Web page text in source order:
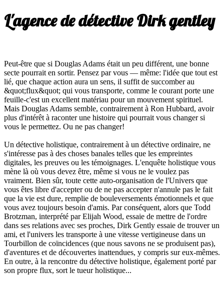
L'agence de détective Dirk gentley
Peut-être que si Douglas Adams était un peu différent, une bonne
secte pourrait en sortir. Pensez par vous — même: l'idée que tout est
lié, que chaque action aura un sens, il suffit de succomber au
&quot;flux&quot; qui vous transporte, comme le courant porte une
feuille-c'est un excellent matériau pour un mouvement spirituel.
Mais Douglas Adams semble, contrairement à Ron Hubbard, avoir
plus d'intérêt à raconter une histoire qui pourrait vous changer si
vous le permettez. Ou ne pas changer!
Un détective holistique, contrairement à un détective ordinaire, ne
s'intéresse pas à des choses banales telles que les empreintes
digitales, les preuves ou les témoignages. L'enquête holistique vous
mène là où vous devez être, même si vous ne le voulez pas
vraiment. Bien sûr, toute cette auto-organisation de l'Univers que
vous êtes libre d'accepter ou de ne pas accepter n'annule pas le fait
que la vie est dure, remplie de bouleversements émotionnels et que
vous avez toujours besoin d'amis. Par conséquent, alors que Todd
Brotzman, interprété par Elijah Wood, essaie de mettre de l'ordre
dans ses relations avec ses proches, Dirk Gently essaie de trouver un
ami, et l'univers les transporte à une vitesse vertigineuse dans un
Tourbillon de coïncidences (que nous savons ne se produisent pas),
d'aventures et de découvertes inattendues, y compris sur eux-mêmes.
En outre, à la rencontre du détective holistique, également porté par
son propre flux, sort le tueur holistique...